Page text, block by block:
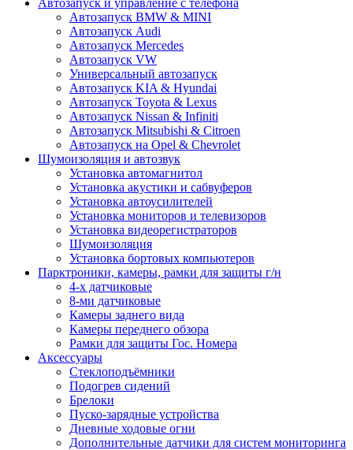
Автозапуск BMW & MINI
Автозапуск Audi
Автозапуск Mercedes
Автозапуск VW
Универсальный автозапуск
Автозапуск KIA & Hyundai
Автозапуск Toyota & Lexus
Автозапуск Nissan & Infiniti
Автозапуск Mitsubishi & Citroen
Автозапуск на Opel & Chevrolet
Шумоизоляция и автозвук
Установка автомагнитол
Установка акустики и сабвуферов
Установка автоусилителей
Установка мониторов и телевизоров
Установка видеорегистраторов
Шумоизоляция
Установка бортовых компьютеров
Парктроники, камеры, рамки для защиты г/н
4-х датчиковые
8-ми датчиковые
Камеры заднего вида
Камеры переднего обзора
Рамки для защиты Гос. Номера
Аксессуары
Стеклоподъёмники
Подогрев сидений
Брелоки
Пуско-зарядные устройства
Дневные ходовые огни
Дополнительные датчики для систем мониторинга